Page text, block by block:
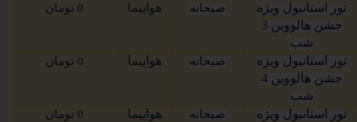
تور استانبول ویژه
جشن هالووین 3
شب
صبحانه هواپیما 0 تومان
تور استانبول ویژه
جشن هالووین 4
شب
صبحانه هواپیما 0 تومان
تور استانبول ویژه
صبحانه هواپیما 0 تومان